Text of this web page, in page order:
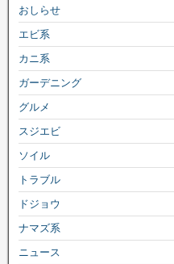
おしらせ
エビ系
カニ系
ガーデニング
グルメ
スジエビ
ソイル
トラブル
ドジョウ
ナマズ系
ニュース